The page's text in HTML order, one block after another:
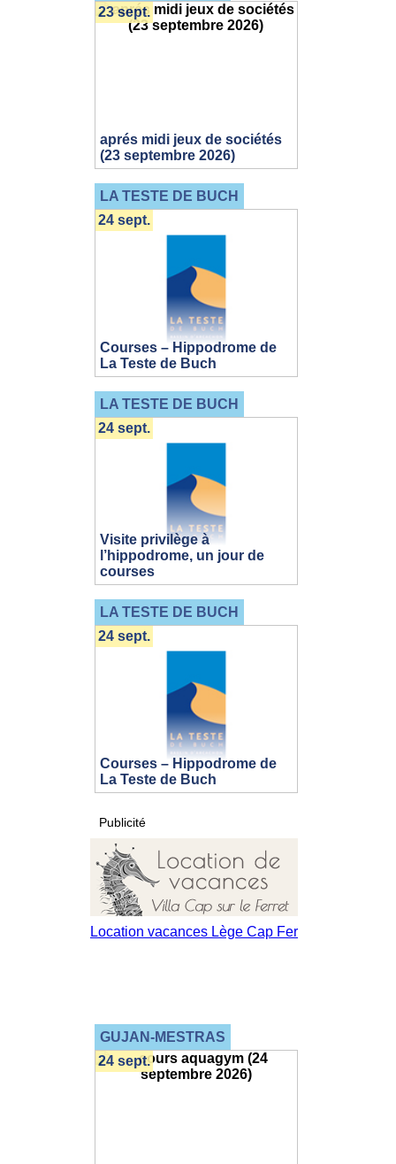
aprés midi jeux de sociétés
(23 septembre 2026)
23 sept.
LA TESTE DE BUCH
Courses – Hippodrome de
La Teste de Buch
24 sept.
LA TESTE DE BUCH
Visite privilège à
l’hippodrome, un jour de
courses
24 sept.
LA TESTE DE BUCH
Courses – Hippodrome de
La Teste de Buch
24 sept.
Publicité
GUJAN-MESTRAS
24 sept.